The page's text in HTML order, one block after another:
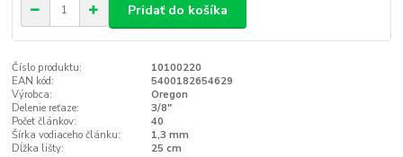
Pridať do košíka
Číslo produktu:
10100220
EAN kód:
5400182654629
Výrobca:
Oregon
Delenie reťaze:
3/8"
Počet článkov:
40
Šírka vodiaceho článku:
1,3 mm
Dĺžka lišty:
25 cm